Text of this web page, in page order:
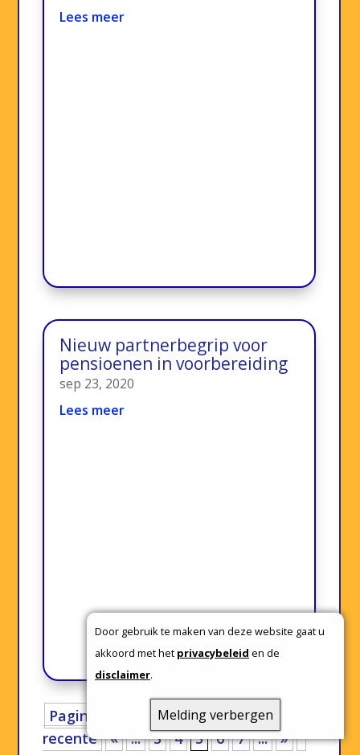
Door gebruik te maken van deze website gaat u
akkoord met het privacybeleid en de
disclaimer.
Melding verbergen
Lees meer
Nieuw partnerbegrip voor
pensioenen in voorbereiding
sep 23, 2020
Lees meer
Pagina [ 5 - 12 ]
« Meest
recente
« ... 3 4 5 6 7 ... »